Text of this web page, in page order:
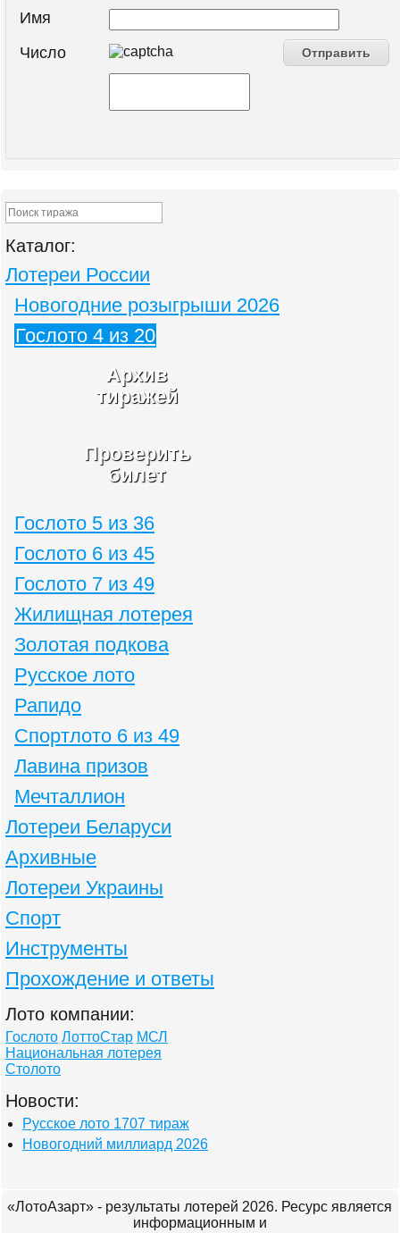
Имя
Число
Каталог:
Лотереи России
Новогодние розыгрыши 2026
Гослото 4 из 20
Архив
тиражей
Проверить
билет
Гослото 5 из 36
Гослото 6 из 45
Гослото 7 из 49
Жилищная лотерея
Золотая подкова
Русское лото
Рапидо
Спортлото 6 из 49
Лавина призов
Мечталлион
Лотереи Беларуси
Архивные
Лотереи Украины
Спорт
Инструменты
Прохождение и ответы
Лото компании:
Гослото ЛоттоСтар МСЛ
Национальная лотерея
Столото
Новости:
Русское лото 1707 тираж
Новогодний миллиард 2026
«ЛотоАзарт» - результаты лотерей 2026. Ресурс является
информационным и